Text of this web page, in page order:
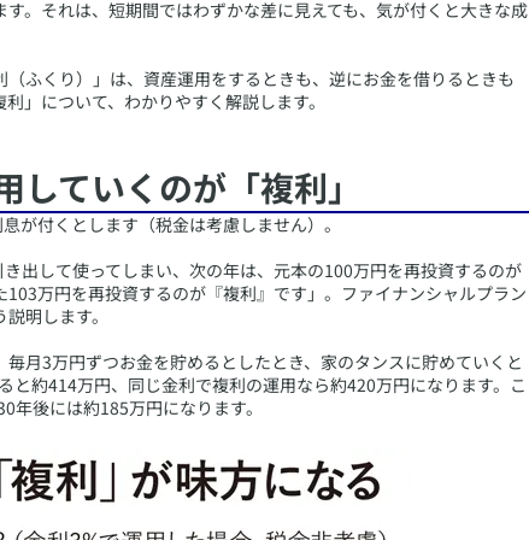
。それは、短期間ではわずかな差に見えても、気が付くと大きな成
ふくり）」は、資産運用をするときも、逆にお金を借りるときも
」について、わかりやすく解説します。
ていくのが「複利」
が付くとします（税金は考慮しません）。
出して使ってしまい、次の年は、元本の100万円を再投資するのが
万円を再投資するのが『複利』です」。ファイナンシャルプラン
明します。
月3万円ずつお金を貯めるとしたとき、家のタンスに貯めていくと
約414万円、同じ金利で複利の運用なら約420万円になります。こ
後には約185万円になります。